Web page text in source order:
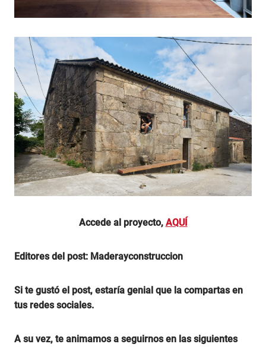
Accede al proyecto, AQUÍ
Editores del post: Maderayconstruccion
Si te gustó el post, estaría genial que la compartas en
tus redes sociales.
A su vez, te animamos a seguirnos en las siguientes